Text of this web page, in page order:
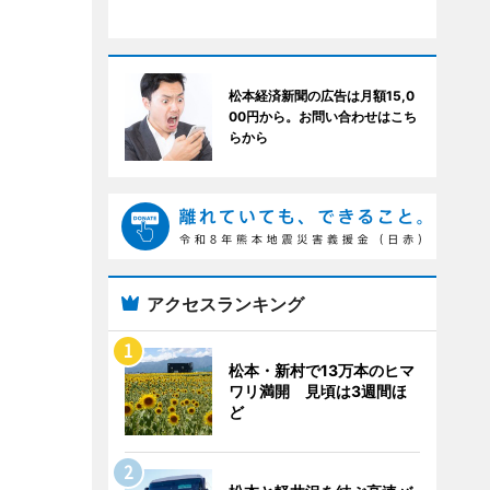
松本経済新聞の広告は月額15,0
00円から。お問い合わせはこち
らから
アクセスランキング
松本・新村で13万本のヒマ
ワリ満開 見頃は3週間ほ
ど